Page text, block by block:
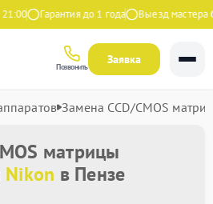
Гарантия до 1 года Выезд мастера
Позвонить
Заявка
Замена CCD/CMOS
матрицы
Nikon в Пензе